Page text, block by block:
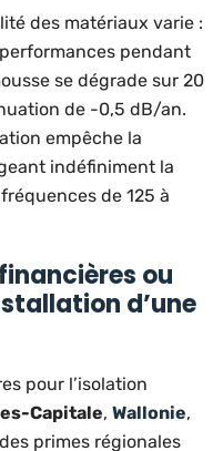
des matériaux varie :
pendant
se dégrade sur 20
de -0,5 dB/an.
empêche la
indéfiniment la
de 125 à
ou
d’une
pour l’isolation
Capitale, Wallonie,
primes régionales